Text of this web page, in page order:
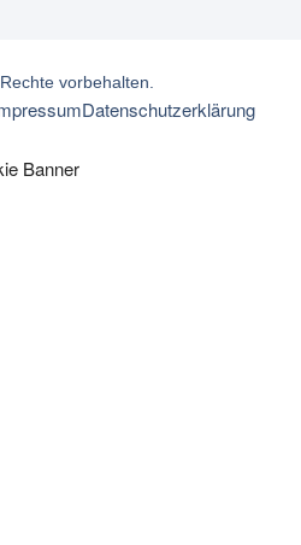
vorbehalten.
Datenschutzerklärung
Banner